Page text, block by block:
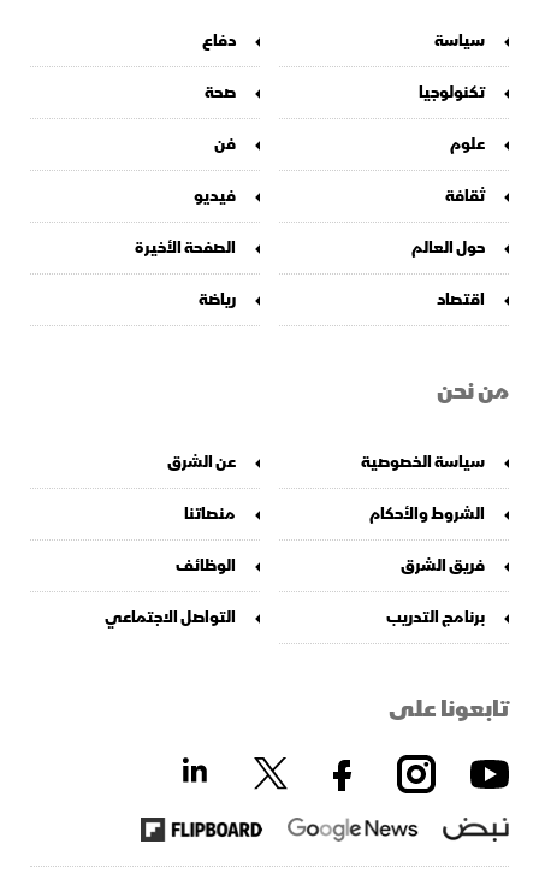
سياسة
دفاع
تكنولوجيا
صحة
علوم
فن
ثقافة
فيديو
حول العالم
الصفحة الأخيرة
اقتصاد
رياضة
من نحن
سياسة الخصوصية
عن الشرق
الشروط والأحكام
منصاتنا
فريق الشرق
الوظائف
برنامج التدريب
التواصل الاجتماعي
تابعونا على